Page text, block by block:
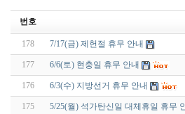
번호
178 7/17(금) 제헌절 휴무 안내
177 6/6(토) 현충일 휴무 안내
176 6/3(수) 지방선거 휴무 안내
175 5/25(월) 석가탄신일 대체휴일 휴무